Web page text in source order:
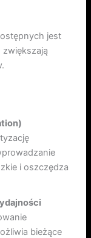
jest
i oszczędza
bieżące